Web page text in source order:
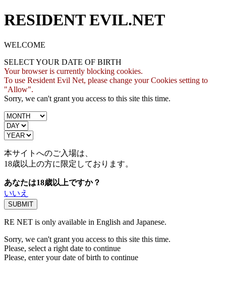
RESIDENT EVIL.NET
WELCOME
SELECT YOUR DATE OF BIRTH
Your browser is currently blocking cookies.
To use Resident Evil Net, please change your Cookies setting to
"Allow".
Sorry, we can't grant you access to this site this time.
本サイトへのご入場は、
18歳以上の方に限定しております。
あなたは18歳以上ですか？
いいえ
RE NET is only available in English and Japanese.
Sorry, we can't grant you access to this site this time.
Please, select a right date to continue
Please, enter your date of birth to continue